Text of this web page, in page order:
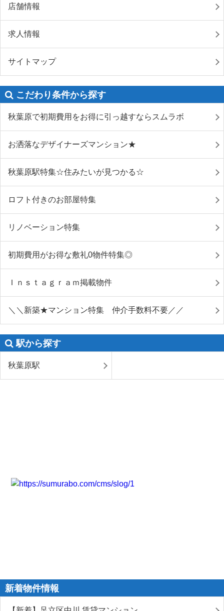
店舗情報
求人情報
サイトマップ
こだわり条件から探す
秋葉原で初期費用をお得に引っ越すならスムラボ
お洒落なデザイナーズマンション★
秋葉原駅特集☆住みたいが見つかる☆
ロフト付きのお部屋特集
リノベーション特集
初期費用がお得な敷礼0物件特集◎
Ｉｎｓｔａｇｒａｍ掲載物件
＼＼新築★マンション特集 仲介手数料不要／／
駅から探す
秋葉原駅
新着物件情報